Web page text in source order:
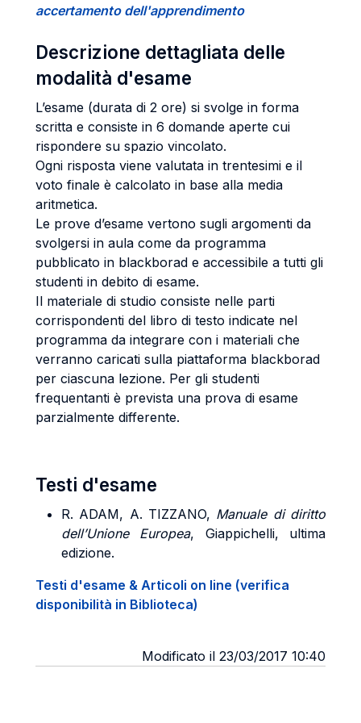
accertamento dell'apprendimento
Descrizione dettagliata delle
modalità d'esame
L’esame (durata di 2 ore) si svolge in forma
scritta e consiste in 6 domande aperte cui
rispondere su spazio vincolato.
Ogni risposta viene valutata in trentesimi e il
voto finale è calcolato in base alla media
aritmetica.
Le prove d’esame vertono sugli argomenti da
svolgersi in aula come da programma
pubblicato in blackborad e accessibile a tutti gli
studenti in debito di esame.
Il materiale di studio consiste nelle parti
corrispondenti del libro di testo indicate nel
programma da integrare con i materiali che
verranno caricati sulla piattaforma blackborad
per ciascuna lezione. Per gli studenti
frequentanti è prevista una prova di esame
parzialmente differente.
Testi d'esame
R. ADAM, A. TIZZANO, Manuale di diritto
dell’Unione Europea, Giappichelli, ultima
edizione.
Testi d'esame & Articoli on line (verifica
disponibilità in Biblioteca)
Modificato il 23/03/2017 10:40